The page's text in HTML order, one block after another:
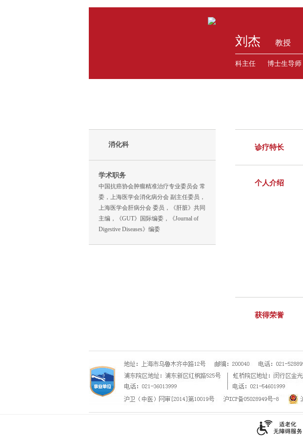
消化科
学术职务
中国抗癌协会肿瘤精准治疗专业委员会 常
委，上海医学会消化病分会 副主任委员，
上海医学会肝病分会 委员，《肝脏》共同
主编，《GUT》国际编委，《Journal of
Digestive Diseases》编委
刘杰 教授
科主任 博士生导师
诊疗特长
个人介绍
获得荣誉